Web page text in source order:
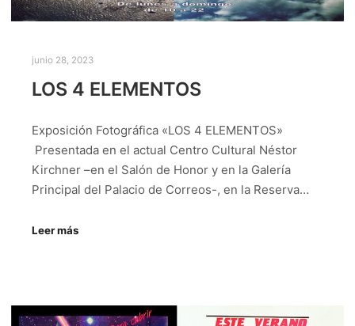
junio 28, 2023
LOS 4 ELEMENTOS
Exposición Fotográfica «LOS 4 ELEMENTOS»
Presentada en el actual Centro Cultural Néstor
Kirchner –en el Salón de Honor y en la Galería
Principal del Palacio de Correos-, en la Reserva…
Leer más